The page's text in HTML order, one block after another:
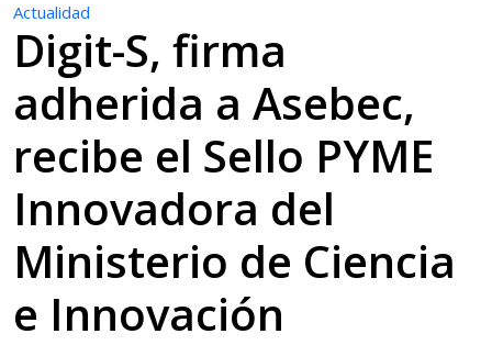
Actualidad
Digit-S, firma
adherida a Asebec,
recibe el Sello PYME
Innovadora del
Ministerio de Ciencia
e Innovación